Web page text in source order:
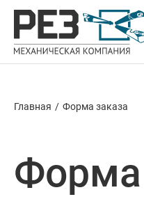
Наша
Главная / Форма заказа
Форма